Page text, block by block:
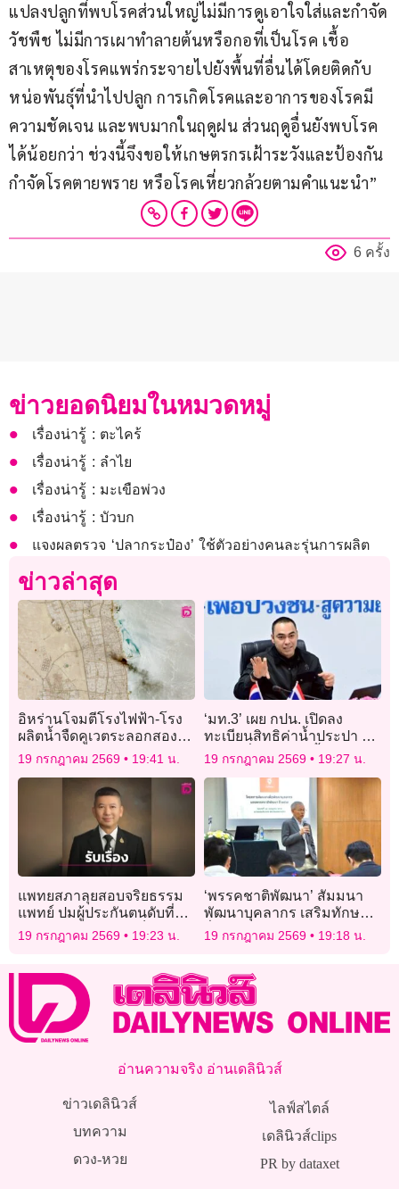
แปลงปลูกที่พบโรคส่วนใหญ่ไม่มีการดูเอาใจใส่และกำจัด
วัชพืช ไม่มีการเผาทำลายต้นหรือกอที่เป็นโรค เชื้อ
สาเหตุของโรคแพร่กระจายไปยังพื้นที่อื่นได้โดยติดกับ
หน่อพันธุ์ที่นำไปปลูก การเกิดโรคและอาการของโรคมี
ความชัดเจน และพบมากในฤดูฝน ส่วนฤดูอื่นยังพบโรค
ได้น้อยกว่า ช่วงนี้จึงขอให้เกษตรกรเฝ้าระวังและป้องกัน
กำจัดโรคตายพราย หรือโรคเหี่ยวกล้วยตามคำแนะนำ”
6 ครั้ง
ข่าวยอดนิยมในหมวดหมู่
เรื่องน่ารู้ : ตะไคร้
เรื่องน่ารู้ : ลำไย
เรื่องน่ารู้ : มะเขือพ่วง
เรื่องน่ารู้ : บัวบก
แจงผลตรวจ ‘ปลากระป๋อง’ ใช้ตัวอย่างคนละรุ่นการผลิต
ข่าวล่าสุด
อิหร่านโจมตีโรงไฟฟ้า-โรง
ผลิตน้ำจืดคูเวตระลอกสอง
กระทบระบบไฟฟ้า
19 กรกฎาคม 2569 19:41 น.
‘มท.3’ เผย กปน. เปิดลง
ทะเบียนสิทธิค่าน้ำประปา ปี
2569 เริ่ม 20 ก.ค.นี้
19 กรกฎาคม 2569 19:27 น.
แพทยสภาลุยสอบจริยธรรม
แพทย์ ปมผู้ประกันตนดับที่
ราชบุรี ยันให้ความเป็นธรรม
‘ครูทราย’
19 กรกฎาคม 2569 19:23 น.
‘พรรคชาติพัฒนา’ สัมมนา
พัฒนาบุคลากร เสริมทักษะ
สื่อสารการเมือง ก้าวทันยุค
19 กรกฎาคม 2569 19:18 น.
อ่านความจริง อ่านเดลินิวส์
ข่าวเดลินิวส์
บทความ
ดวง-หวย
ไลฟ์สไตล์
เดลินิวส์clips
PR by dataxet